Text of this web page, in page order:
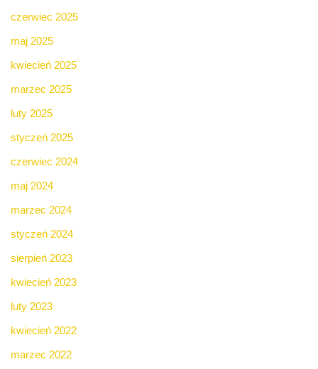
czerwiec 2025
maj 2025
kwiecień 2025
marzec 2025
luty 2025
styczeń 2025
czerwiec 2024
maj 2024
marzec 2024
styczeń 2024
sierpień 2023
kwiecień 2023
luty 2023
kwiecień 2022
marzec 2022